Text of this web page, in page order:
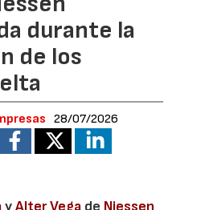
durante la
de los
28/07/2026
yAlter Vega de Niessen